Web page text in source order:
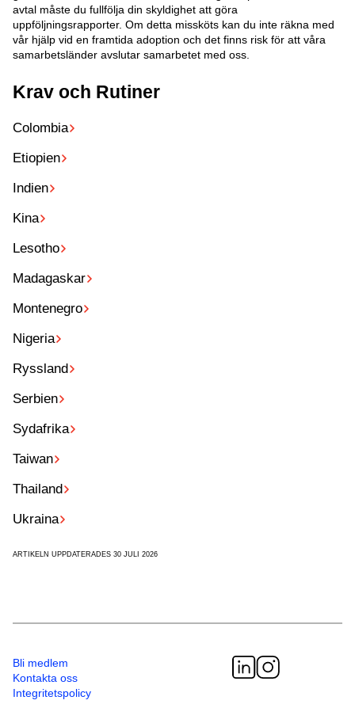
avtal måste du fullfölja din skyldighet att göra
uppföljningsrapporter. Om detta missköts kan du inte räkna med
vår hjälp vid en framtida adoption och det finns risk för att våra
samarbetsländer avslutar samarbetet med oss.
Krav och Rutiner
Colombia
Etiopien
Indien
Kina
Lesotho
Madagaskar
Montenegro
Nigeria
Ryssland
Serbien
Sydafrika
Taiwan
Thailand
Ukraina
ARTIKELN UPPDATERADES 30 JULI 2026
Bli medlem
Kontakta oss
Integritetspolicy